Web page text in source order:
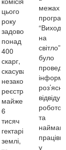
цього
року
задовольнила
понад
400
скарг,
скасувавши
незаконну
реєстрацію
майже
6
тисяч
гектарів
землі,
межах
програми
“Виходь
на
світло”
було
та
найманих
у